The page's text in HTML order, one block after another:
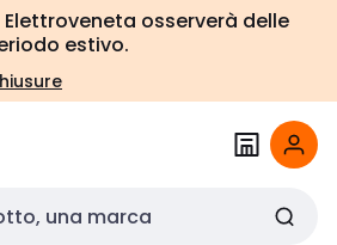
osserverà delle
estivo.